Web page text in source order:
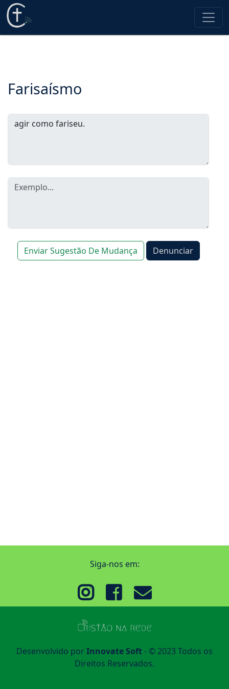
Farisaísmo
Enviar Sugestão De Mudança Denunciar
Siga-nos em:
Desenvolvido porInnovate Soft- © 2023 Todos os
Direitos Reservados.